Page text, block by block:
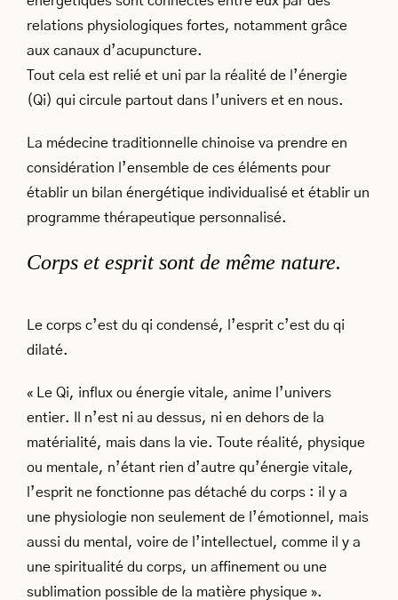
relations physiologiques fortes, notamment grâce
aux canaux d’acupuncture.
Tout cela est relié et uni par la réalité de l’énergie
(Qi) qui circule partout dans l’univers et en nous.
La médecine traditionnelle chinoise va prendre en
considération l’ensemble de ces éléments pour
établir un bilan énergétique individualisé et établir un
programme thérapeutique personnalisé.
Corps et esprit sont de même nature.
Le corps c’est du qi condensé, l’esprit c’est du qi
dilaté.
« Le Qi, influx ou énergie vitale, anime l’univers
entier. Il n’est ni au dessus, ni en dehors de la
matérialité, mais dans la vie. Toute réalité, physique
ou mentale, n’étant rien d’autre qu’énergie vitale,
l’esprit ne fonctionne pas détaché du corps : il y a
une physiologie non seulement de l’émotionnel, mais
aussi du mental, voire de l’intellectuel, comme il y a
une spiritualité du corps, un affinement ou une
sublimation possible de la matière physique ».